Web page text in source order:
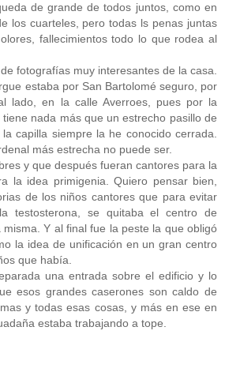
de grande de todos juntos, como en
los cuarteles, pero todas ls penas juntas
fallecimientos todo lo que rodea al
fotografías muy interesantes de la casa.
estaba por San Bartolomé seguro, por
lado, en la calle Averroes, pues por la
nada más que un estrecho pasillo de
capilla siempre la he conocido cerrada.
más estrecha no puede ser.
y que después fueran cantores para la
la idea primigenia. Quiero pensar bien,
de los niños cantores que para evitar
testosterona, se quitaba el centro de
misma. Y al final fue la peste la que obligó
la idea de unificación en un gran centro
que había.
una entrada sobre el edificio y lo
esos grandes caserones son caldo de
y todas esas cosas, y más en ese en
estaba trabajando a tope.